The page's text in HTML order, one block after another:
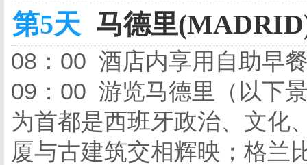
第5天 马德里
08：00 酒店内享用自助早
09：00 游览马德里（以下
为首都是西班牙政治、文化
厦与古建筑交相辉映；格兰